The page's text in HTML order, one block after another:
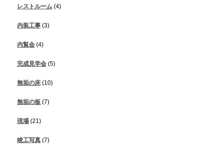
レストルーム (4)
内装工事 (3)
内覧会 (4)
完成見学会 (5)
無垢の床 (10)
無垢の板 (7)
現場 (21)
竣工写真 (7)